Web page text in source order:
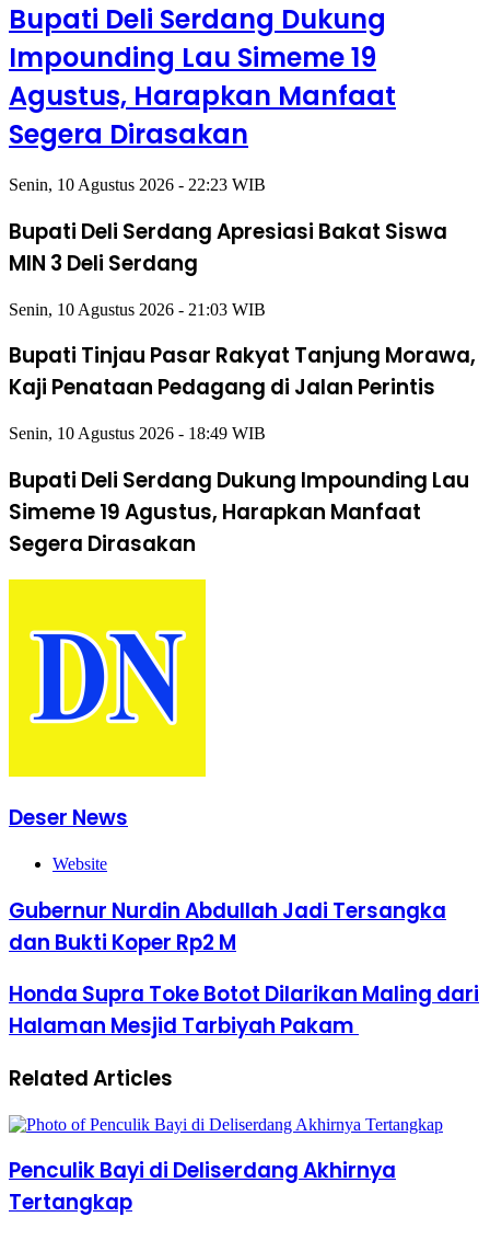
Bupati Deli Serdang Dukung
Impounding Lau Simeme 19
Agustus, Harapkan Manfaat
Segera Dirasakan
Senin, 10 Agustus 2026 - 22:23 WIB
Bupati Deli Serdang Apresiasi Bakat Siswa
MIN 3 Deli Serdang
Senin, 10 Agustus 2026 - 21:03 WIB
Bupati Tinjau Pasar Rakyat Tanjung Morawa,
Kaji Penataan Pedagang di Jalan Perintis
Senin, 10 Agustus 2026 - 18:49 WIB
Bupati Deli Serdang Dukung Impounding Lau
Simeme 19 Agustus, Harapkan Manfaat
Segera Dirasakan
Deser News
Website
Gubernur Nurdin Abdullah Jadi Tersangka
dan Bukti Koper Rp2 M
Honda Supra Toke Botot Dilarikan Maling dari
Halaman Mesjid Tarbiyah Pakam
Related Articles
Penculik Bayi di Deliserdang Akhirnya
Tertangkap